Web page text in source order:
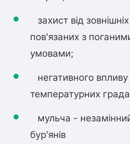
захист від
пов'язаних з
умовами;
негативного впливу
температурних
мульча -
бур'янів